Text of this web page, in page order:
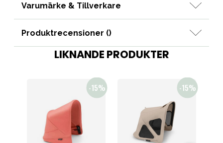
Varumärke & Tillverkare
Produktrecensioner ()
LIKNANDE PRODUKTER